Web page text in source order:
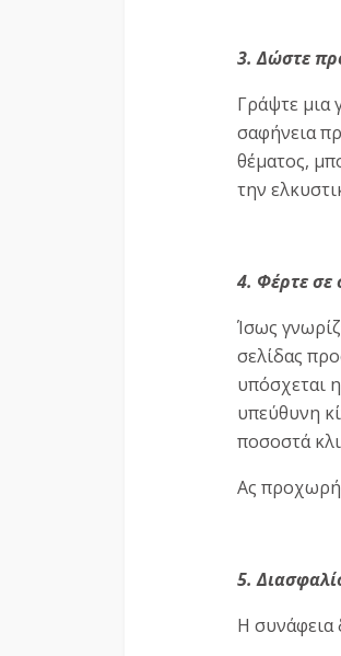
3. Δώστε
Γράψτε μια
σαφήνεια
θέματος,
την
4. Φέρτε σε
Ίσως
σελίδας
υπόσχεται
υπεύθυνη
ποσοστά
Ας
5.
Η συνάφεια